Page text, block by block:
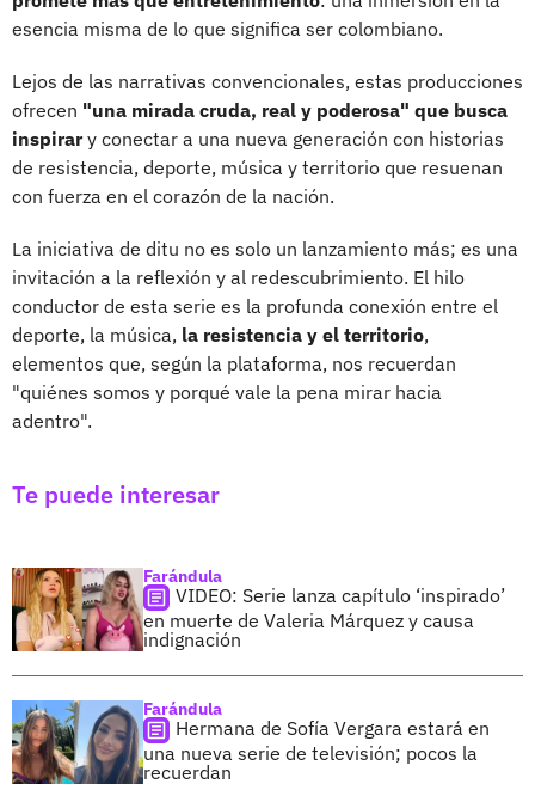
esencia misma de lo que significa ser colombiano.
Lejos de las narrativas convencionales, estas producciones
ofrecen "una mirada cruda, real y poderosa" que busca
inspirary conectar a una nueva generación con historias
de resistencia, deporte, música y territorio que resuenan
con fuerza en el corazón de la nación.
La iniciativa de ditu no es solo un lanzamiento más; es una
invitación a la reflexión y al redescubrimiento. El hilo
conductor de esta serie es la profunda conexión entre el
deporte, la música, la resistencia y el territorio,
elementos que, según la plataforma, nos recuerdan
"quiénes somos y porqué vale la pena mirar hacia
adentro".
Te puede interesar
Farándula
VIDEO: Serie lanza capítulo ‘inspirado’
en muerte de Valeria Márquez y causa
indignación
Farándula
Hermana de Sofía Vergara estará en
una nueva serie de televisión; pocos la
recuerdan